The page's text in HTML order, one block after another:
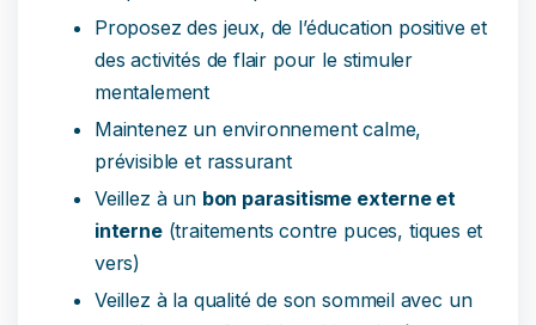
Proposez des jeux, de l’éducation positive et
des activités de flair pour le stimuler
mentalement
Maintenez un environnement calme,
prévisible et rassurant
Veillez à un bon parasitisme externe et
interne(traitements contre puces, tiques et
vers)
Veillez à la qualité de son sommeil avec un